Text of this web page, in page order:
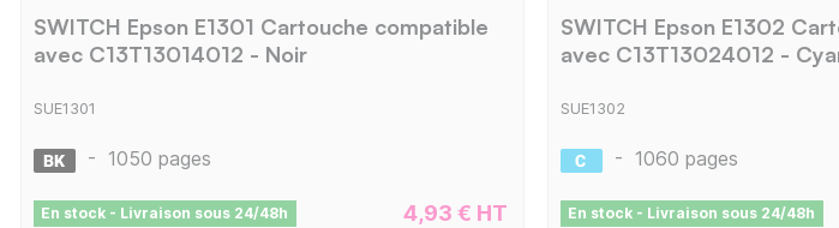
SWITCH Epson E1301 Cartouche compatible
avec C13T13014012 - Noir
SUE1301
- 1050 pages
En stock - Livraison sous 24/48h 4,93 € HT
SWITCH Epson E1302
avec C13T13024012 -
SUE1302
- 1060 pages
En stock - Livraison sous 24/48h